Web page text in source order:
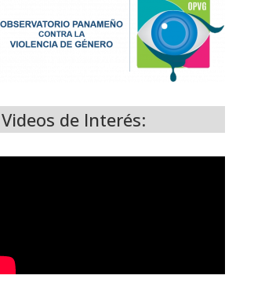
Videos de Interés: